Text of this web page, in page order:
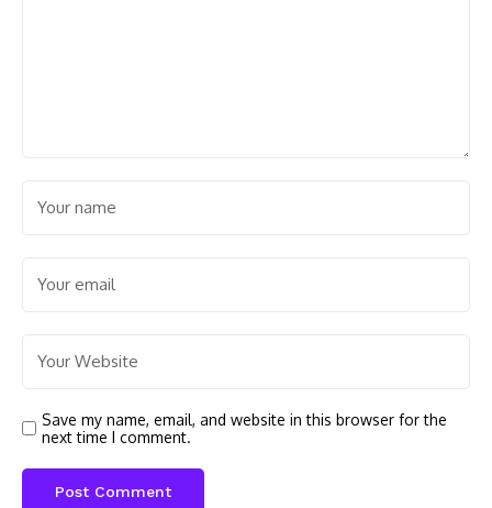
Save my name, email, and website in this browser for the
next time I comment.